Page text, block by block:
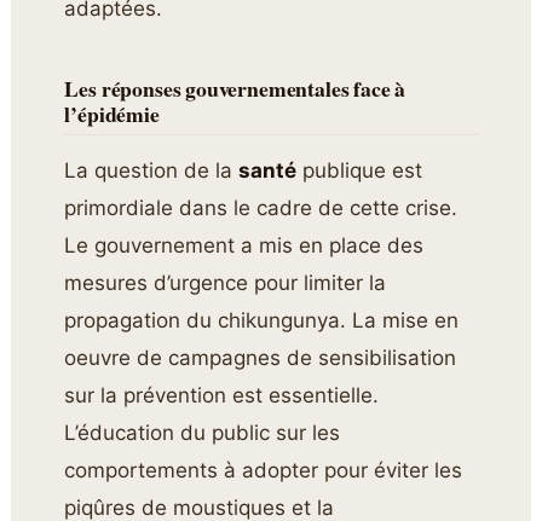
adaptées.
Les réponses gouvernementales face à
l’épidémie
La question de lasanté publique est
primordiale dans le cadre de cette crise.
Le gouvernement a mis en place des
mesures d’urgence pour limiter la
propagation du chikungunya. La mise en
oeuvre de campagnes de sensibilisation
sur la prévention est essentielle.
L’éducation du public sur les
comportements à adopter pour éviter les
piqûres de moustiques et la